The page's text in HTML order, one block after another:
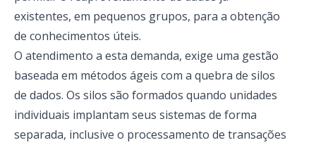
existentes, em pequenos grupos, para a obtenção
de conhecimentos úteis.
O atendimento a esta demanda, exige uma gestão
baseada em métodos ágeis com a quebra de silos
de dados. Os silos são formados quando unidades
individuais implantam seus sistemas de forma
separada, inclusive o processamento de transações